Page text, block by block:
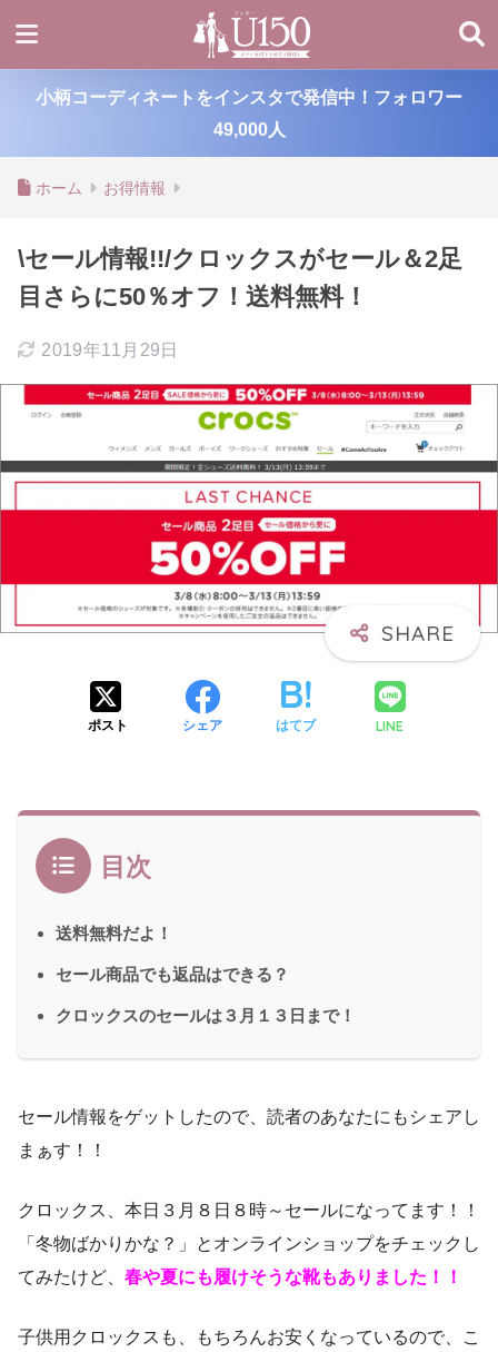
小柄コーディネートをインスタで発信中！フォロワー
49,000人
ホーム お得情報
\セール情報!!/クロックスがセール＆2足
目さらに50％オフ！送料無料！
2019年11月29日
ポスト シェア はてブ LINE
目次
送料無料だよ！
セール商品でも返品はできる？
クロックスのセールは３月１３日まで！
セール情報をゲットしたので、読者のあなたにもシェアし
まぁす！！
クロックス、本日３月８日８時～セールになってます！！
「冬物ばかりかな？」とオンラインショップをチェックし
てみたけど、 春や夏にも履けそうな靴もありました！！
子供用クロックスも、もちろんお安くなっているので、こ